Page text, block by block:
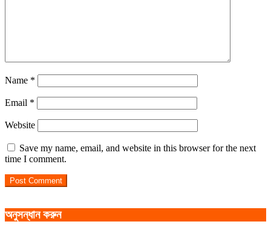
Name *
Email *
Website
Save my name, email, and website in this browser for the next
time I comment.
অনুসন্ধান করুন